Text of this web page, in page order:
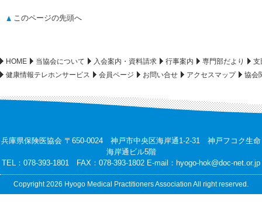
このページの先頭へ
HOME 当協会について 入会案内・資料請求 行事案内 専門部だより
支
健康情報テレホンサービス
会員ページ お問い合せ アクセスマップ 協会
兵庫県保険医協会 〒650-0024 神戸市中央区海岸通1-2-31 神戸フコク生命
海岸通ビル5階
TEL：078-393-1801 FAX：078-393-1802 E-mail： hyogo-hok@doc-net.or.jp
Copyright 2026 Hyogo Medical Practitioners Association All right reserved.